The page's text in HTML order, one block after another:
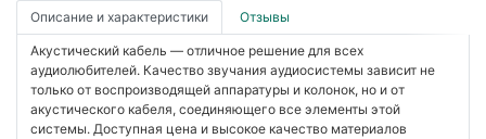
Описание и характеристики Отзывы
Акустический кабель — отличное решение для всех
аудиолюбителей. Качество звучания аудиосистемы зависит не
только от воспроизводящей аппаратуры и колонок, но и от
акустического кабеля, соединяющего все элементы этой
системы. Доступная цена и высокое качество материалов